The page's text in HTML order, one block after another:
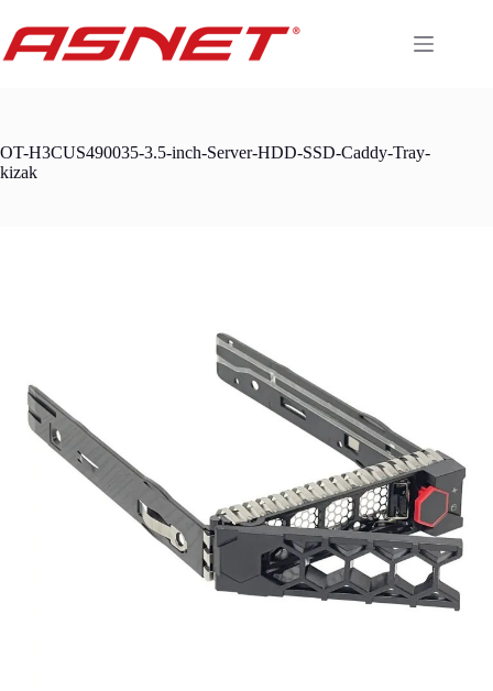
content
OT-H3CUS490035-3.5-inch-Server-HDD-SSD-Caddy-Tray-
kizak